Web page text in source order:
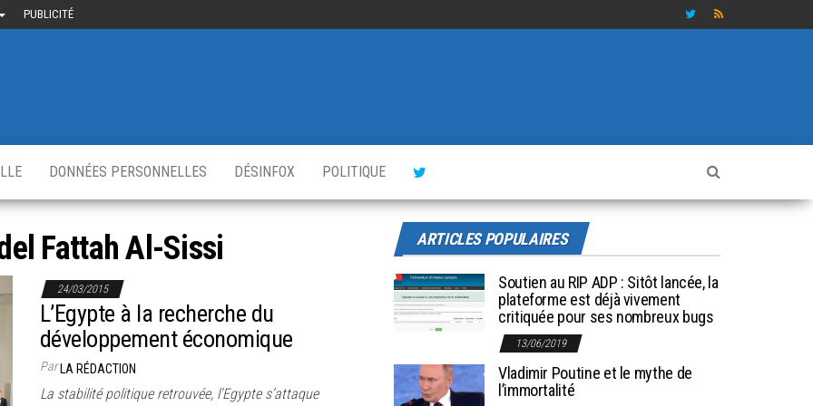
PUBLICITÉ
DONNÉES PERSONNELLES DÉSINFOX POLITIQUE
Fattah Al-Sissi
24/03/2015
L’Egypte à la recherche du
développement économique
ParLA RÉDACTION
La stabilité politique retrouvée, l’Egypte s’attaque
ARTICLES POPULAIRES
Soutien au RIP ADP : Sitôt lancée, la
plateforme est déjà vivement
critiquée pour ses nombreux bugs
13/06/2019
Vladimir Poutine et le mythe de
l’immortalité